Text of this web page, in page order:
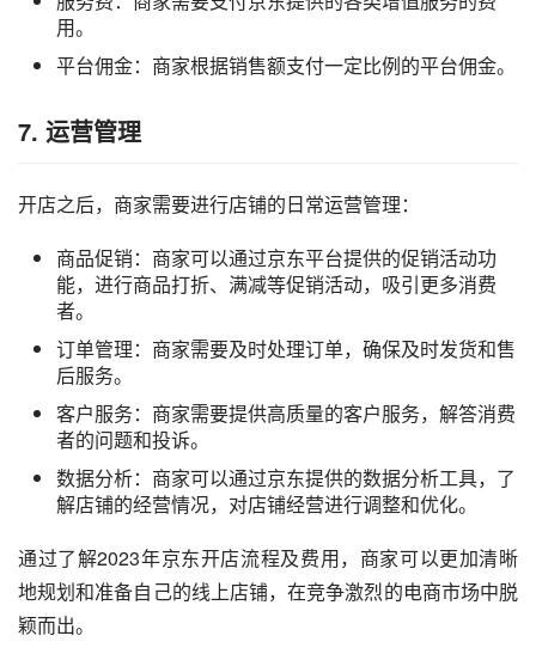
用。
平台佣金：商家根据销售额支付一定比例的平台佣金。
7. 运营管理
开店之后，商家需要进行店铺的日常运营管理：
商品促销：商家可以通过京东平台提供的促销活动功
能，进行商品打折、满减等促销活动，吸引更多消费
者。
订单管理：商家需要及时处理订单，确保及时发货和售
后服务。
客户服务：商家需要提供高质量的客户服务，解答消费
者的问题和投诉。
数据分析：商家可以通过京东提供的数据分析工具，了
解店铺的经营情况，对店铺经营进行调整和优化。
通过了解2023年京东开店流程及费用，商家可以更加清晰
地规划和准备自己的线上店铺，在竞争激烈的电商市场中脱
颖而出。